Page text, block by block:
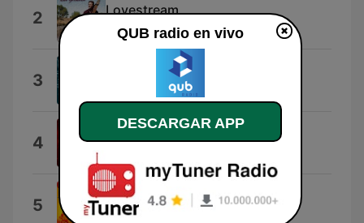
2 Lovestream
Leo Gosselin
3 Perron Na Perron
4
5 Sac De Chips
FoxÇa
QUB radio en vivo
DESCARGAR APP